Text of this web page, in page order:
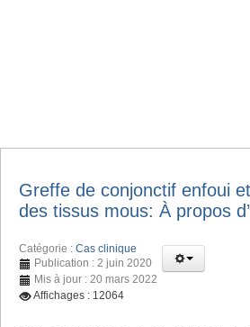
Greffe de conjonctif enfoui
des tissus mous: À propos
Catégorie : Cas clinique
Publication : 2 juin 2020
Mis à jour : 20 mars 2022
Affichages : 12064